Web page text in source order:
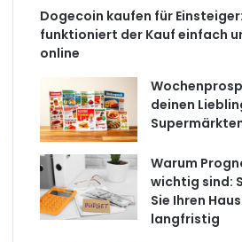
Dogecoin kaufen für
funktioniert der Kauf einfach
online
deinen
Warum
wichtig sind:
Sie Ihren
langfristig